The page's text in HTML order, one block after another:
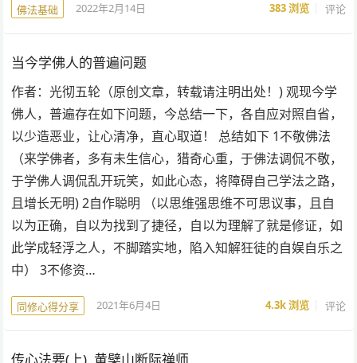
佛法基础 2022年2月14日 383浏览 评论
当今学佛人的普遍问题
作者：光彻五轮（原创文章，转载请注明出处！) 观现今学
佛人，普遍存在如下问题，今总结一下，各自应对照自省，
以少造恶业，让心清净，直心取道！ 总结如下 1不敬佛法
（来学佛者，多有未生信心，猎奇心重，于佛法调侃不敬，
于学佛人调侃乱开玩笑，如此心态，将障碍自己学法之路，
且增长无明) 2自作聪明 （以思维强思维不可思议事，且自
以为正确，自以为找到了捷径，自以为理解了就是修证，如
此学成轻浮之人，不脚踏实地，陷入知解狂徒的自娱自乐之
中） 3不修资…
同修心得分享 2021年6月4日 4.3k浏览 评论
传心法要(上). 黄檗山断际禅师